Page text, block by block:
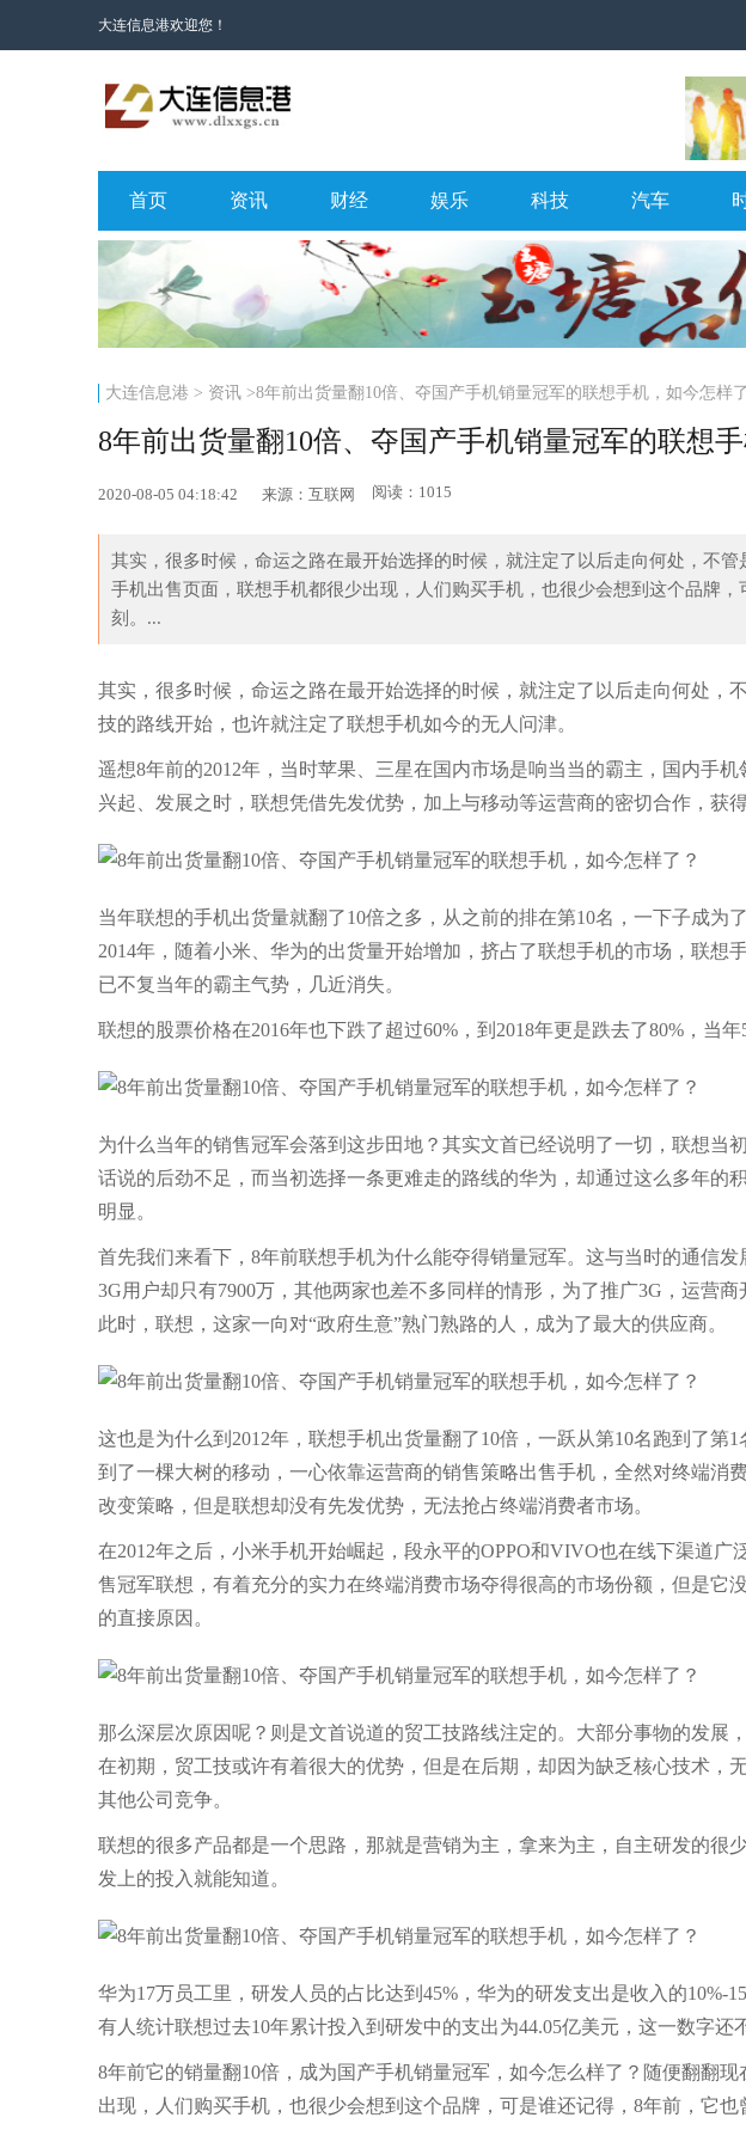
大连信息港欢迎您！
首页 资讯 财经 娱乐 科技 汽车
大连信息港 > 资讯>8年前出货量翻10倍、夺国产手机销量冠军的联想手机，如今怎样
8年前出货量翻10倍、夺国产手机销量冠军的联想
2020-08-05 04:18:42 来源：互联网 阅读：1015
其实，很多时候，命运之路在最开始选择的时候，就注定了以后走向何处，不
手机出售页面，联想手机都很少出现，人们购买手机，也很少会想到这个品牌
刻。...
其实，很多时候，命运之路在最开始选择的时候，就注定了以后走向何处，
技的路线开始，也许就注定了联想手机如今的无人问津。
遥想8年前的2012年，当时苹果、三星在国内市场是响当当的霸主，国内手
兴起、发展之时，联想凭借先发优势，加上与移动等运营商的密切合作，获
当年联想的手机出货量就翻了10倍之多，从之前的排在第10名，一下子成为
2014年，随着小米、华为的出货量开始增加，挤占了联想手机的市场，联想
已不复当年的霸主气势，几近消失。
联想的股票价格在2016年也下跌了超过60%，到2018年更是跌去了80%，当
为什么当年的销售冠军会落到这步田地？其实文首已经说明了一切，联想当
话说的后劲不足，而当初选择一条更难走的路线的华为，却通过这么多年的
明显。
首先我们来看下，8年前联想手机为什么能夺得销量冠军。这与当时的通信
3G用户却只有7900万，其他两家也差不多同样的情形，为了推广3G，运营
此时，联想，这家一向对“政府生意”熟门熟路的人，成为了最大的供应商。
这也是为什么到2012年，联想手机出货量翻了10倍，一跃从第10名跑到了第
到了一棵大树的移动，一心依靠运营商的销售策略出售手机，全然对终端消
改变策略，但是联想却没有先发优势，无法抢占终端消费者市场。
在2012年之后，小米手机开始崛起，段永平的OPPO和VIVO也在线下渠道
售冠军联想，有着充分的实力在终端消费市场夺得很高的市场份额，但是它
的直接原因。
那么深层次原因呢？则是文首说道的贸工技路线注定的。大部分事物的发展
在初期，贸工技或许有着很大的优势，但是在后期，却因为缺乏核心技术，
其他公司竞争。
联想的很多产品都是一个思路，那就是营销为主，拿来为主，自主研发的很
发上的投入就能知道。
华为17万员工里，研发人员的占比达到45%，华为的研发支出是收入的10%-
有人统计联想过去10年累计投入到研发中的支出为44.05亿美元，这一数字还
8年前它的销量翻10倍，成为国产手机销量冠军，如今怎么样了？随便翻翻
出现，人们购买手机，也很少会想到这个品牌，可是谁还记得，8年前，它也
告！带血锁链透出恐